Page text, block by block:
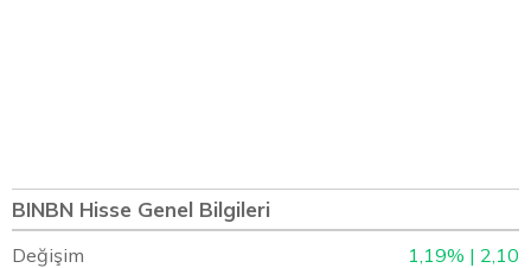
BINBN Hisse Genel Bilgileri
Değişim 1,19% | 2,10